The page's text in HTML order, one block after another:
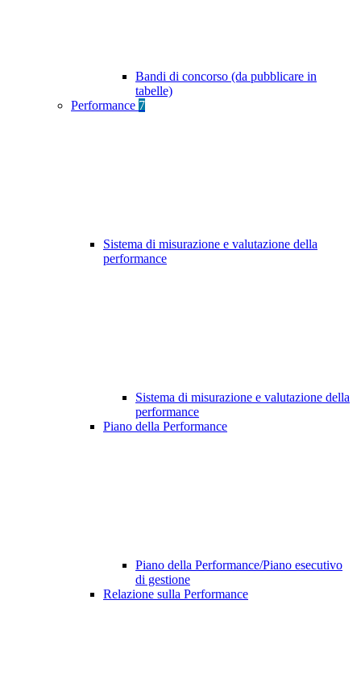
Bandi di concorso (da pubblicare in
tabelle)
Performance 7
Sistema di misurazione e valutazione della
performance
Sistema di misurazione e valutazione della
performance
Piano della Performance
Piano della Performance/Piano esecutivo
di gestione
Relazione sulla Performance